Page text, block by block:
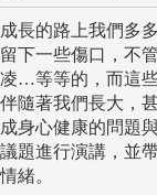
成長的路上我們多
留下一些傷口，不
凌…等等的，而這
伴隨著我們長大，
成身心健康的問題
議題進行演講，並
情緒。